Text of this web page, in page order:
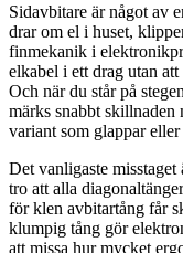
Sidavbitare är något av
drar om el i huset,
finmekanik i
elkabel i ett drag utan
Och när du står på
märks snabbt
variant som glappar
Det vanligaste
tro att alla
för klen avbitartång får
klumpig tång gör
att missa hur mycket